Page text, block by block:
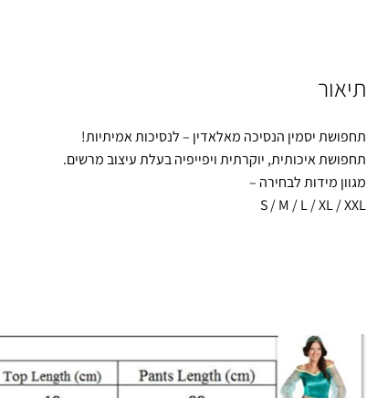
תיאור
תחפושת יסמין הנסיכה מאלאדין – לנסיכות אמיתיות!
תחפושת איכותית, יוקרתית ויפייפיה בעלת עיצוב מרשים.
מגוון מידות לבחירה –
S / M / L / XL / XXL